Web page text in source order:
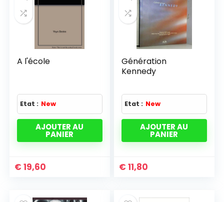
A l'école
Etat : New
AJOUTER AU
PANIER
€ 19,60
Génération
Kennedy
Etat : New
AJOUTER AU
PANIER
€ 11,80